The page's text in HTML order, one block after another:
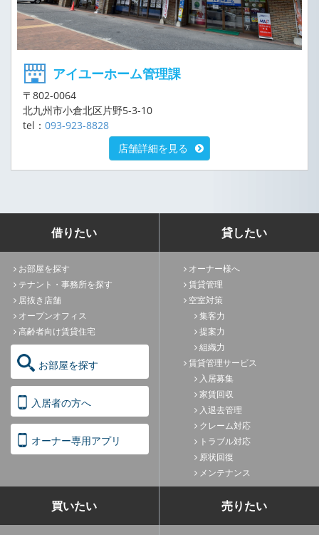
アイユーホーム管理課
〒802-0064
北九州市小倉北区片野5-3-10
tel： 093-923-8828
店舗詳細を見る
借りたい
お部屋を探す
テナント・事務所を探す
居抜き店舗
オープンオフィス
高齢者向け賃貸住宅
お部屋を探す
入居者の方へ
オーナー専用アプリ
貸したい
オーナー様へ
賃貸管理
空室対策
集客力
提案力
組織力
賃貸管理サービス
入居募集
家賃回収
入退去管理
クレーム対応
トラブル対応
原状回復
メンテナンス
買いたい 売りたい